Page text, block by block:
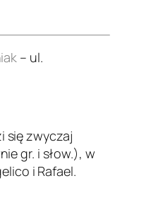
– ul.
się zwyczaj
gr. i słow.), w
i Rafael.